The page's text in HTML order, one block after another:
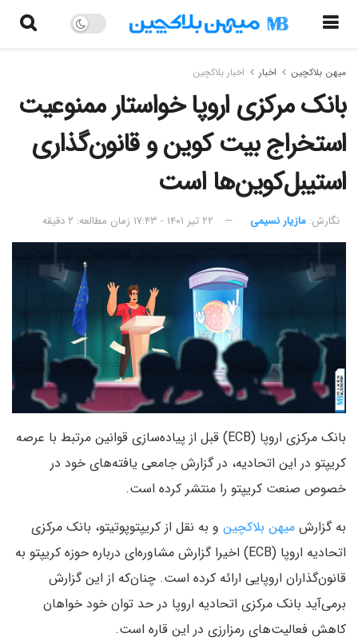
میهن بلاکچین اخبار اخبار بلاکچین
بانک مرکزی اروپا خواستار ممنوعیت
استخراج بیت کوین و قانون‌گذاری
استیبل‌کوین‌ها است
نگارش:‌ مازیار نسیمی ۲۲ تیر ۱۴۰۱ - ۱۷:۴۳ زمان مطالعه: ۲ دقیقه
بانک مرکزی اروپا (ECB) قبل از پیاده‌سازی قوانین مرتبط با عرصه
کریپتو در این اتحادیه، در گزارش جامعی یافته‌های خود در
خصوص صنعت کریپتو را منتشر کرده است.
به گزارش میهن بلاکچین و به نقل از کریپتوپوتیتو، بانک مرکزی
اتحادیه اروپا (ECB) اخیرا گزارش مشاوره‌ای درباره حوزه کریپتو به
قانون‌گذاران اروپایی ارائه کرده است. چنان‎‌که از این گزارش
برمی‌آید بانک مرکزی اتحادیه اروپا در حد توان خود خواهان
کاهش فعالیت‌های رمزارزی در این قاره است.